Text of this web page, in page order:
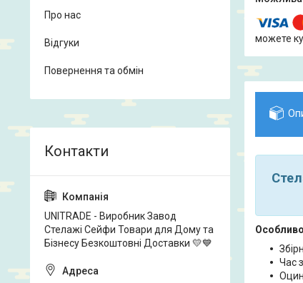
можете
Час
Про нас
Відгуки
Повернення та обмін
UNITRADE - Виробник Завод
Стелажі Сейфи Товари для Дому та
Бізнесу Безкоштовні Доставки 💛💙